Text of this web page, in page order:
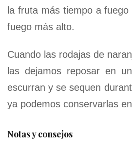
la fruta más tiempo a
fuego más alto.
Cuando las rodajas de
las dejamos reposar en
escurran y se sequen
ya podemos conservarlas
Notas y consejos